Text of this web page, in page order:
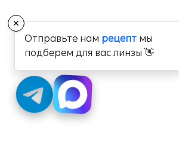
✕
Отправьте нам рецепт мы
подберем для вас линзы 👋